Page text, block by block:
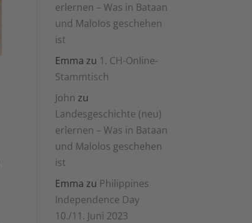
erlernen – Was in Bataan
und Malolos geschehen
ist
Emma zu 1. CH-Online-
Stammtisch
John zu
Landesgeschichte (neu)
erlernen – Was in Bataan
und Malolos geschehen
ist
Emma zu Philippines
Independence Day
10./11. Juni 2023